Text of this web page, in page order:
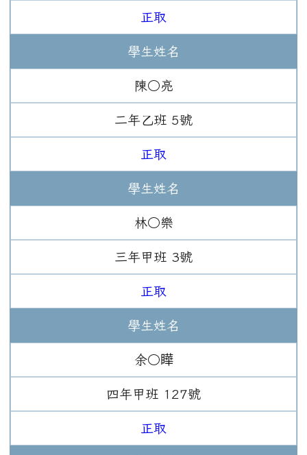
正取
學生姓名
陳○亮
二年 乙班 5號
正取
學生姓名
林○樂
三年 甲班 3號
正取
學生姓名
余○瞱
四年 甲班 127號
正取